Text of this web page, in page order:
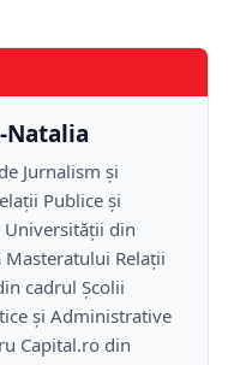
Natalia
Jurnalism și
Publice și
Universității din
Relații
cadrul Școlii
și Administrative
Capital.ro din